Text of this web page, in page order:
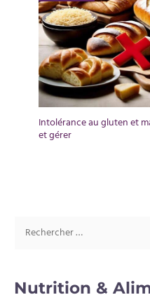
Intolérance au gluten et
et gérer
h
Nutrition &